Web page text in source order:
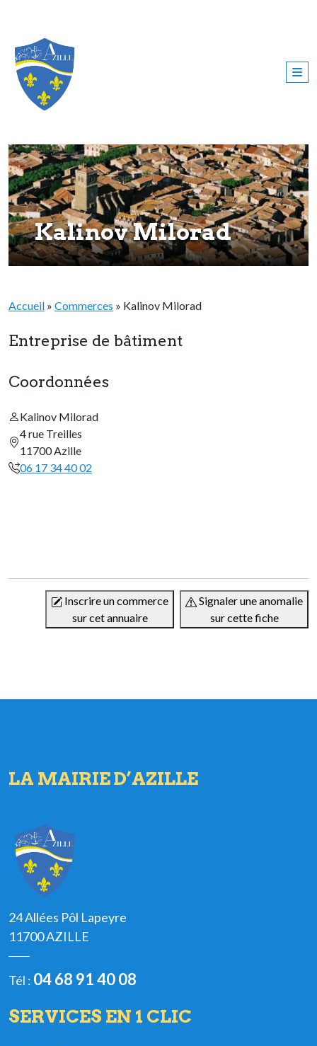
Kalinov Milorad
Accueil » Commerces » Kalinov Milorad
Entreprise de bâtiment
Coordonnées
Kalinov Milorad
4 rue Treilles
11700 Azille
06 17 34 40 02
Inscrire un commerce
sur cet annuaire
Signaler une anomalie
sur cette fiche
LA MAIRIE D’AZILLE
24 Allées Pôl Lapeyre
11700 AZILLE
Tél : 04 68 91 40 08
SERVICES EN 1 CLIC